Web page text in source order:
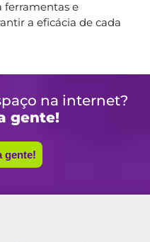
ferramentas e
a eficácia de cada
na internet?
gente!
gente!